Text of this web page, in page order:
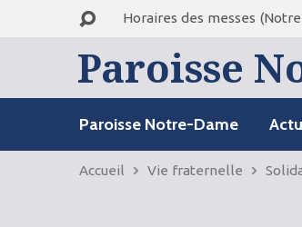
Horaires des messes
Paroisse
Paroisse Notre-Dame
Accueil Vie fraternelle